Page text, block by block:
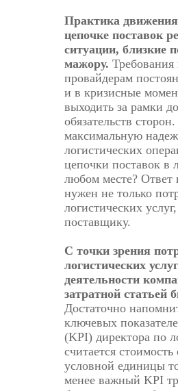
Практика
цепочке поставок
ситуации, близкие
мажору. Требования
провайдерам
и в кризисные
выходить за рамки
обязательств
максимальную
логистических
цепочки поставок в
любом месте? Ответ
нужен не только
логистических
поставщику.
С точки зрения
логистических
деятельности
затратной статьей
Достаточно
ключевых
(KPI) директора по
считается
условной единицы
менее важный KPI